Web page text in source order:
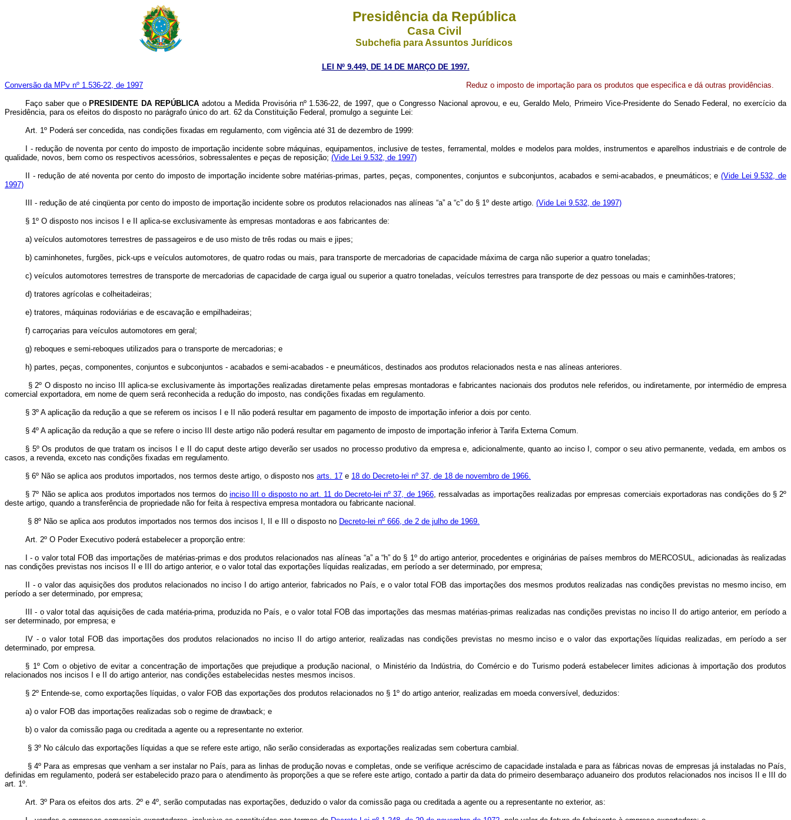
Presidência da República
Casa Civil
Subchefia para Assuntos Jurídicos
LEI Nº 9.449, DE 14 DE MARÇO DE 1997.
Conversão da MPv nº 1.536-22, de 1997 Reduz o imposto de importação para os produtos que especifica e dá outras providências.
Faço saber que o PRESIDENTE DA REPÚBLICA adotou a Medida Provisória nº 1.536-22, de 1997, que o Congresso Nacional aprovou, e eu, Geraldo Melo, Primeiro Vice-Presidente do Senado Federal, no exercício da
Presidência, para os efeitos do disposto no parágrafo único do art. 62 da Constituição Federal, promulgo a seguinte Lei:
Art. 1º Poderá ser concedida, nas condições fixadas em regulamento, com vigência até 31 de dezembro de 1999:
I - redução de noventa por cento do imposto de importação incidente sobre máquinas, equipamentos, inclusive de testes, ferramental, moldes e modelos para moldes, instrumentos e aparelhos industriais e de controle de
qualidade, novos, bem como os respectivos acessórios, sobressalentes e peças de reposição; (Vide Lei 9.532, de 1997)
II - redução de até noventa por cento do imposto de importação incidente sobre matérias-primas, partes, peças, componentes, conjuntos e subconjuntos, acabados e semi-acabados, e pneumáticos; e(Vide Lei 9.532, de
1997)
III - redução de até cinqüenta por cento do imposto de importação incidente sobre os produtos relacionados nas alíneas “a” a “c” do § 1º deste artigo. (Vide Lei 9.532, de 1997)
§ 1º O disposto nos incisos I e II aplica-se exclusivamente às empresas montadoras e aos fabricantes de:
a) veículos automotores terrestres de passageiros e de uso misto de três rodas ou mais e jipes;
b) caminhonetes, furgões, pick-ups e veículos automotores, de quatro rodas ou mais, para transporte de mercadorias de capacidade máxima de carga não superior a quatro toneladas;
c) veículos automotores terrestres de transporte de mercadorias de capacidade de carga igual ou superior a quatro toneladas, veículos terrestres para transporte de dez pessoas ou mais e caminhões-tratores;
d) tratores agrícolas e colheitadeiras;
e) tratores, máquinas rodoviárias e de escavação e empilhadeiras;
f) carroçarias para veículos automotores em geral;
g) reboques e semi-reboques utilizados para o transporte de mercadorias; e
h) partes, peças, componentes, conjuntos e subconjuntos - acabados e semi-acabados - e pneumáticos, destinados aos produtos relacionados nesta e nas alíneas anteriores.
§ 2º O disposto no inciso III aplica-se exclusivamente às importações realizadas diretamente pelas empresas montadoras e fabricantes nacionais dos produtos nele referidos, ou indiretamente, por intermédio de empresa
comercial exportadora, em nome de quem será reconhecida a redução do imposto, nas condições fixadas em regulamento.
§ 3º A aplicação da redução a que se referem os incisos I e II não poderá resultar em pagamento de imposto de importação inferior a dois por cento.
§ 4º A aplicação da redução a que se refere o inciso III deste artigo não poderá resultar em pagamento de imposto de importação inferior à Tarifa Externa Comum.
§ 5º Os produtos de que tratam os incisos I e II do caput deste artigo deverão ser usados no processo produtivo da empresa e, adicionalmente, quanto ao inciso I, compor o seu ativo permanente, vedada, em ambos os
casos, a revenda, exceto nas condições fixadas em regulamento.
§ 6º Não se aplica aos produtos importados, nos termos deste artigo, o disposto nos arts. 17 e 18 do Decreto-lei nº 37, de 18 de novembro de 1966.
§ 7º Não se aplica aos produtos importados nos termos do inciso III o disposto no art. 11 do Decreto-lei nº 37, de 1966, ressalvadas as importações realizadas por empresas comerciais exportadoras nas condições do § 2º
deste artigo, quando a transferência de propriedade não for feita à respectiva empresa montadora ou fabricante nacional.
§ 8º Não se aplica aos produtos importados nos termos dos incisos I, II e III o disposto no Decreto-lei nº 666, de 2 de julho de 1969.
Art. 2º O Poder Executivo poderá estabelecer a proporção entre:
I - o valor total FOB das importações de matérias-primas e dos produtos relacionados nas alíneas “a” a “h” do § 1º do artigo anterior, procedentes e originárias de países membros do MERCOSUL, adicionadas às realizadas
nas condições previstas nos incisos II e III do artigo anterior, e o valor total das exportações líquidas realizadas, em período a ser determinado, por empresa;
II - o valor das aquisições dos produtos relacionados no inciso I do artigo anterior, fabricados no País, e o valor total FOB das importações dos mesmos produtos realizadas nas condições previstas no mesmo inciso, em
período a ser determinado, por empresa;
III - o valor total das aquisições de cada matéria-prima, produzida no País, e o valor total FOB das importações das mesmas matérias-primas realizadas nas condições previstas no inciso II do artigo anterior, em período a
ser determinado, por empresa; e
IV - o valor total FOB das importações dos produtos relacionados no inciso II do artigo anterior, realizadas nas condições previstas no mesmo inciso e o valor das exportações líquidas realizadas, em período a ser
determinado, por empresa.
§ 1º Com o objetivo de evitar a concentração de importações que prejudique a produção nacional, o Ministério da Indústria, do Comércio e do Turismo poderá estabelecer limites adicionas à importação dos produtos
relacionados nos incisos I e II do artigo anterior, nas condições estabelecidas nestes mesmos incisos.
§ 2º Entende-se, como exportações líquidas, o valor FOB das exportações dos produtos relacionados no § 1º do artigo anterior, realizadas em moeda conversível, deduzidos:
a) o valor FOB das importações realizadas sob o regime de drawback; e
b) o valor da comissão paga ou creditada a agente ou a representante no exterior.
§ 3º No cálculo das exportações líquidas a que se refere este artigo, não serão consideradas as exportações realizadas sem cobertura cambial.
§ 4º Para as empresas que venham a ser instalar no País, para as linhas de produção novas e completas, onde se verifique acréscimo de capacidade instalada e para as fábricas novas de empresas já instaladas no País,
definidas em regulamento, poderá ser estabelecido prazo para o atendimento às proporções a que se refere este artigo, contado a partir da data do primeiro desembaraço aduaneiro dos produtos relacionados nos incisos II e III do
art. 1º.
Art. 3º Para os efeitos dos arts. 2º e 4º, serão computadas nas exportações, deduzido o valor da comissão paga ou creditada a agente ou a representante no exterior, as: